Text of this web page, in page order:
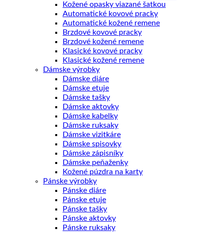
Kožené opasky viazané šatkou
Automatické kovové pracky
Automatické kožené remene
Brzdové kovové pracky
Brzdové kožené remene
Klasické kovové pracky
Klasické kožené remene
Dámske výrobky
Dámske diáre
Dámske etuje
Dámske tašky
Dámske aktovky
Dámske kabelky
Dámske ruksaky
Dámske vizitkáre
Dámske spisovky
Dámske zápisníky
Dámske peňaženky
Kožené púzdra na karty
Pánske výrobky
Pánske diáre
Pánske etuje
Pánske tašky
Pánske aktovky
Pánske ruksaky